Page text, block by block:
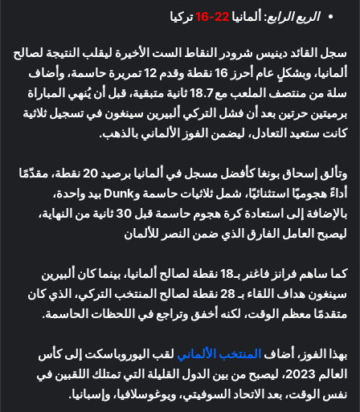
الربع الرابع: ألمانيا 22-16 تركيا
سجل القائد دينيس شرودر النقاط الست الأخيرة ليقلب النتيجة لصالح
ألمانيا، وبشكلٍ عام أحرز 16 نقطة وقدم 12 تمريرة حاسمة، وأضاف
سلة من منتصف الملعب مع 18.7 ثانية متبقية، قبل أن يُنهي المباراة
برميتين حرتين بعد أن فشل التركي ألبيرين سينغون في تسجيل ثلاثية
كانت ستعيد التعادل، ليضمن الفوز الألماني بالذهب.
وتألق إسحاق بونغا كأفضل مسجل في ألمانيا برصيد 20 نقطة، مقدّمًا
أداءً هجوميًا استثنائيًا، شمل ثلاثيات حاسمة وDunk بيد واحدة،
بالإضافة إلى استعادة كرة هجوم حاسمة قبل 30 ثانية من النهاية،
ليصبح العامل الفارق الذي ضمن النصر للألمان
كما ساهم فرانز فاغنر بـ18 نقطة لصالح ألمانيا، بينما كان ألبيرين
سينغون هداف اللقاء بـ 28 نقطة لصالح المنتخب التركي، الذي كان
متقدمًا معظم الوقت، لكنه أخفق وتراجع في اللحظات الحاسمة.
بهذا الفوز، أضاف المنتخب الألماني لقب اليوروباسكت إلى كأس
العالم 2023، ليصبح من بين الدول القليلة التي تمتلك اللقبين في
نفس الوقت، بعد الاتحاد السوفيتي، ويوغوسلافيا، وإسبانيا.